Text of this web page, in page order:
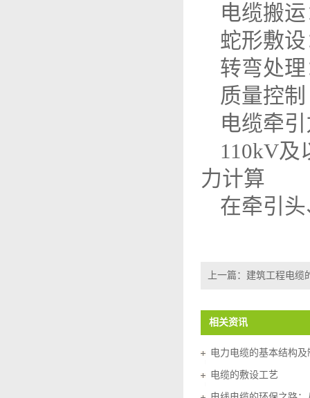
电缆搬
蛇形敷
转弯处
质量控制
电缆牵
110kV及
力计算
在牵引
上一篇： 建筑工程电缆
相关资讯
电力电缆的基本结构及
电缆的敷设工艺